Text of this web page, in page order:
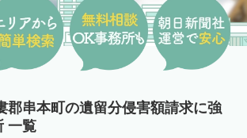
郡串本町の遺留分侵害額請求に強
一覧